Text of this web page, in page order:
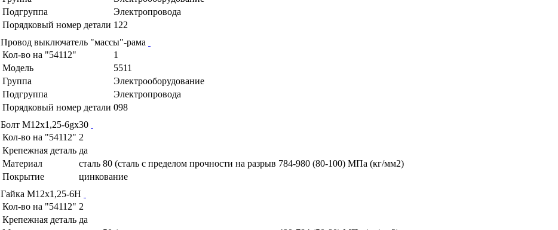
Подгруппа
Электропровода
Порядковый номер детали 122
Провод выключатель "массы"-рама
Кол-во на "54112"
1
Модель
5511
Группа
Электрооборудование
Подгруппа
Электропровода
Порядковый номер детали 098
Болт М12х1,25-6gх30
Кол-во на "54112" 2
Крепежная деталь да
Материал
сталь 80 (сталь с пределом прочности на разрыв 784-980 (80-100) МПа (кг/мм2)
Покрытие
цинкование
Гайка М12х1,25-6Н
Кол-во на "54112" 2
Крепежная деталь да